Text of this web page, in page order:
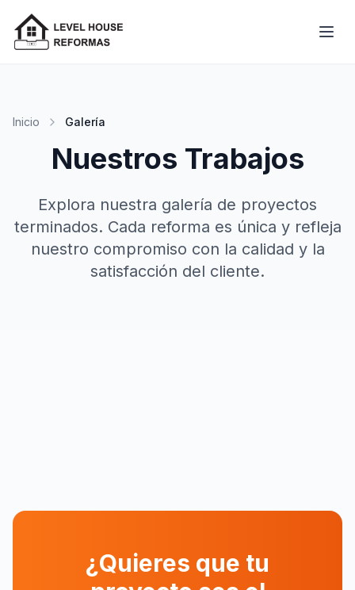
Inicio Galería
Nuestros Trabajos
Explora nuestra galería de proyectos
terminados. Cada reforma es única y refleja
nuestro compromiso con la calidad y la
satisfacción del cliente.
¿Quieres que tu